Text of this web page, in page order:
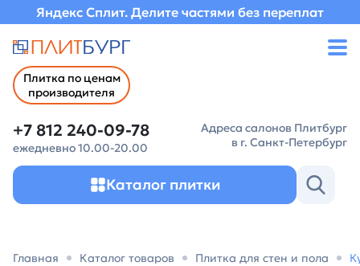
Яндекс Сплит. Делите частями без переплат
Плитка по ценам
производителя
+7 812 240-09-78
ежедневно 10.00-20.00
Адреса салонов Плитбург
в г. Санкт-Петербург
Каталог плитки
Главная Каталог товаров Плитка для стен и пола